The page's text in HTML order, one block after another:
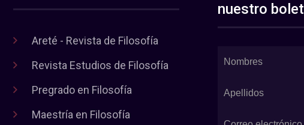
Areté - Revista de Filosofía
Revista Estudios de Filosofía
Pregrado en Filosofía
Maestría en Filosofía
nuestro